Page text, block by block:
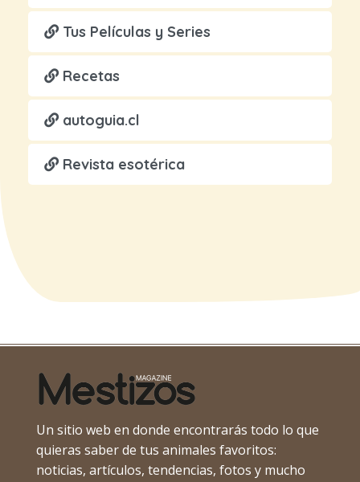
Tus Películas y Series
Recetas
autoguia.cl
Revista esotérica
Un sitio web en donde encontrarás todo lo que
quieras saber de tus animales favoritos:
noticias, artículos, tendencias, fotos y mucho